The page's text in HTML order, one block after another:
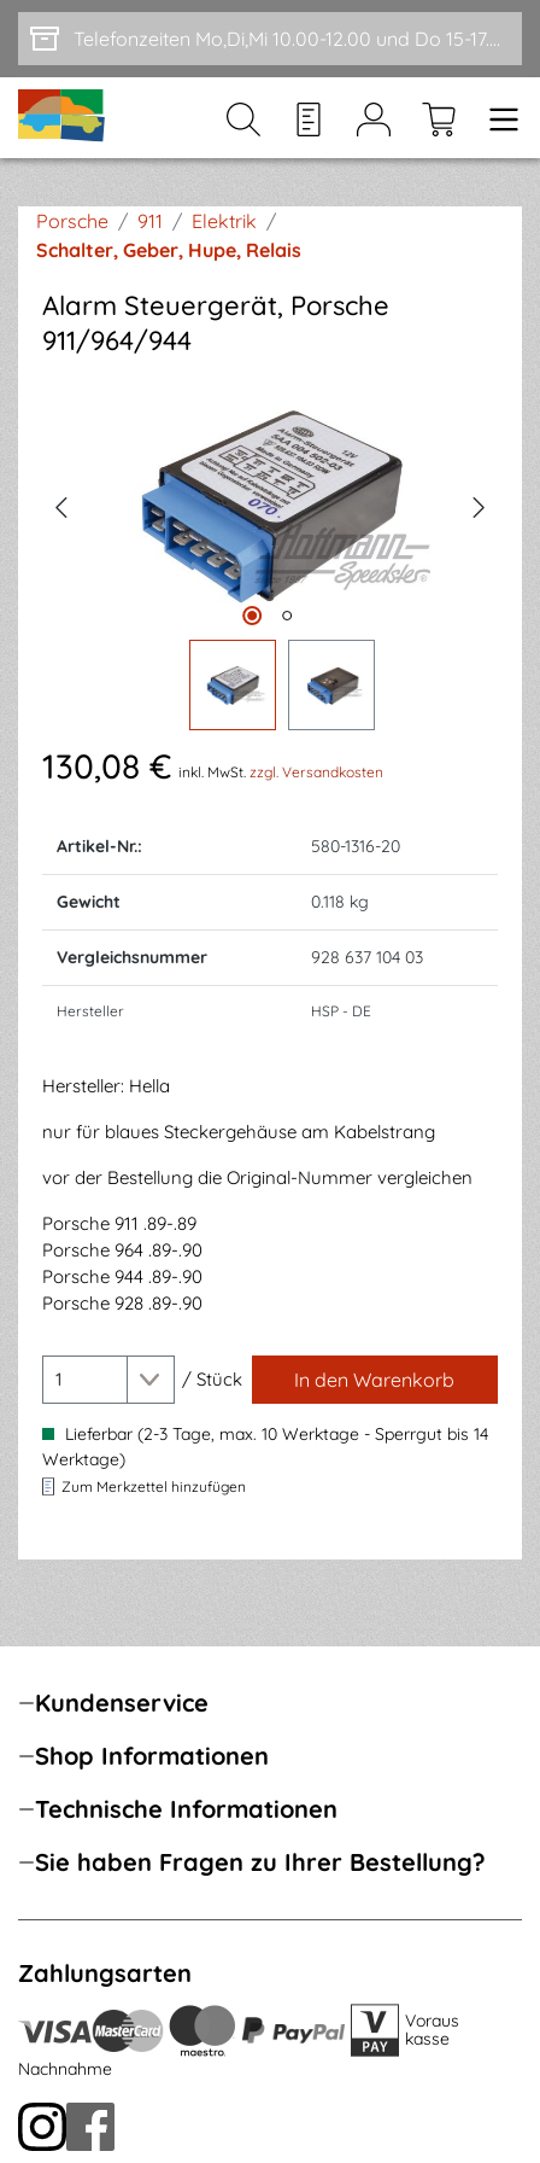
Zum Hauptinhalt springen Telefonzeiten Mo,Di,Mi 10.00-12.00 und Do 15-17.00
Porsche / 911 / Elektrik /
Schalter, Geber, Hupe, Relais
Alarm Steuergerät, Porsche
911/964/944
130,08 € inkl. MwSt. zzgl. Versandkosten
Artikel-Nr.: 580-1316-20
Gewicht 0.118 kg
Vergleichsnummer 928 637 104 03
Hersteller HSP - DE
Hersteller: Hella
nur für blaues Steckergehäuse am Kabelstrang
vor der Bestellung die Original-Nummer vergleichen
Porsche 911 .89-.89
Porsche 964 .89-.90
Porsche 944 .89-.90
Porsche 928 .89-.90
/ Stück In den Warenkorb
Lieferbar (2-3 Tage, max. 10 Werktage - Sperrgut bis 14
Werktage)
Zum Merkzettel hinzufügen
Kundenservice
Shop Informationen
Technische Informationen
Sie haben Fragen zu Ihrer Bestellung?
Zahlungsarten
Voraus
kasse
Nachnahme